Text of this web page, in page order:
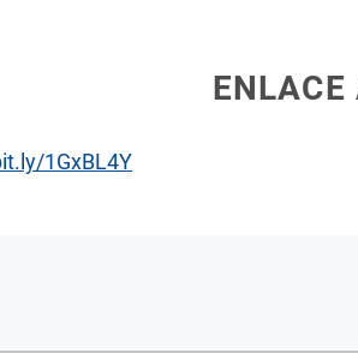
ENLACE
1GxBL4Y